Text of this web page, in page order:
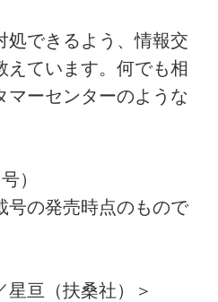
できるよう、情報交
えています。何でも相
マーセンターのような
）
の発売時点のもので
亘（扶桑社）＞